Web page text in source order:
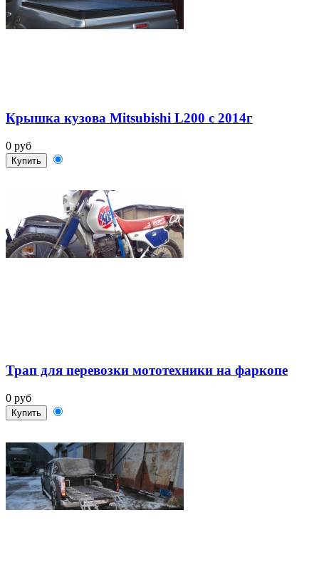
Крышка кузова Mitsubishi L200 c 2014г
0 руб
Купить
Трап для перевозки мототехники на фаркопе
0 руб
Купить